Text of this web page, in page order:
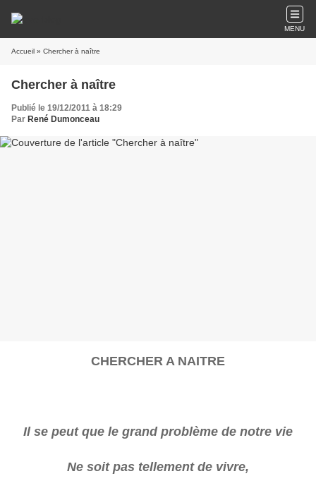
MENU
Accueil » Chercher à naître
Chercher à naître
Publié le 19/12/2011 à 18:29
Par René Dumonceau
CHERCHER A NAITRE
Il se peut que le grand problème de notre vie
Ne soit pas tellement de vivre,